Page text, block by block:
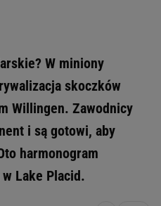
W miniony
skoczków
Willingen. Zawodnicy
i są gotowi, aby
harmonogram
Lake Placid.